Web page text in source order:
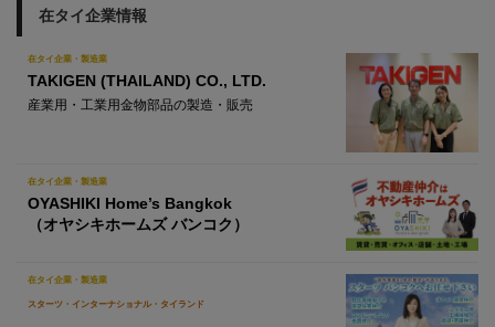
在タイ企業情報
在タイ企業・製造業
TAKIGEN (THAILAND) CO., LTD.
産業用・工業用金物部品の製造・販売
在タイ企業・製造業
OYASHIKI Home’s Bangkok
（オヤシキホームズ バンコク）
在タイ企業・製造業
スターツ・インターナショナル・タイランド